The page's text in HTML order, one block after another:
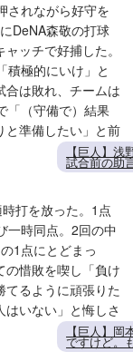
されながら好守を
DeNA森敬の打球
ッチで好捕した。
積極的にいけ」と
合は敗れ、チームは
「（守備で）結果
と準備したい」と前
【巨人】
試合前の助
打を放った。1点
一時同点。2回の中
1点にとどまっ
の惜敗を喫し「負け
るように頑張りた
いない」と悔しさ
【巨人】
ですけど。